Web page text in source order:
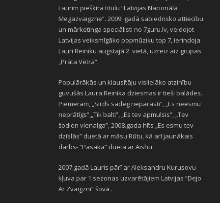
Laurim piešķīra titulu “Latvijas Nacionālā
Megazvaigzne”. 2009. gadā sabiedrisko attiecību
un mārketinga speciālisti no 7guru.lv, veidojot
Latvijas veiksmīgāko popmūziķu top 7, ierindoja
Lauri Reiniku augstajā 2. vietā, uzreiz aiz grupas
„Prāta Vētra”.
Populārākās un klausītāju vislielāko atzinību
guvušās Laura Reinika dziesmas ir tieši balādes.
Piemēram, „Sirds sadeg neparasti”, „Es neesmu
neprātīgs”,„Tik balti”, „Es tev apmulsis”, „Tev
šodien vienalga”, 2008.gada hīts „Es esmu tev
dzīslās” duetā ar māsu Rūtu, kā arī jaunākais
darbs- “Pasakā” duetā ar Aishu.
2007.gadā Lauris pārī ar Aleksandru Kurusovu
kļuva par 1.sezonas uzvarētājiem Latvijas “Dejo
Ar Zvaigzni” šovā .